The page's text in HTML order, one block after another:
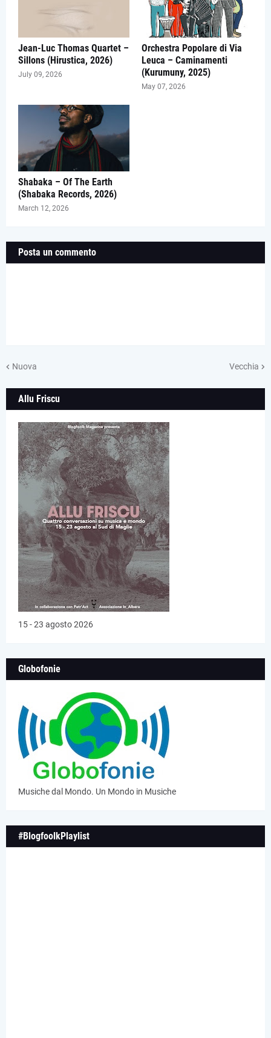
Jean-Luc Thomas Quartet –
Sillons (Hirustica, 2026)
July 09, 2026
Orchestra Popolare di Via
Leuca – Caminamenti
(Kurumuny, 2025)
May 07, 2026
Shabaka – Of The Earth
(Shabaka Records, 2026)
March 12, 2026
Posta un commento
Nuova Vecchia
Allu Friscu
15 - 23 agosto 2026
Globofonie
Musiche dal Mondo. Un Mondo in Musiche
#BlogfoolkPlaylist